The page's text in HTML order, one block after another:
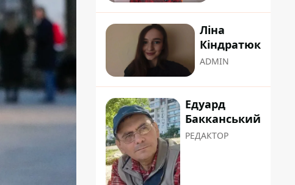
Ліна
Кіндратюк
ADMIN
Едуард
Бакканський
РЕДАКТОР